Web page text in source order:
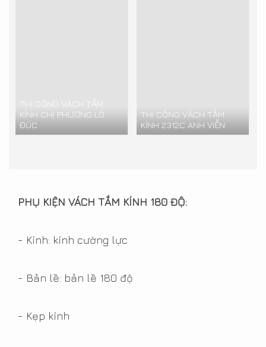
THI CÔNG VÁCH TẮM
KÍNH CHỊ PHƯƠNG LÒ
ĐÚC
THI CÔNG VÁCH TẮM
KÍNH 2312C ANH VIỄN
PHỤ KIỆN VÁCH TẮM KÍNH 180 ĐỘ:
- Kính: kính cường lực
- Bản lề: bản lề 180 độ
- Kẹp kính